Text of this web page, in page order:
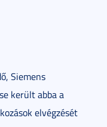
Siemens
került abba a
elvégzését